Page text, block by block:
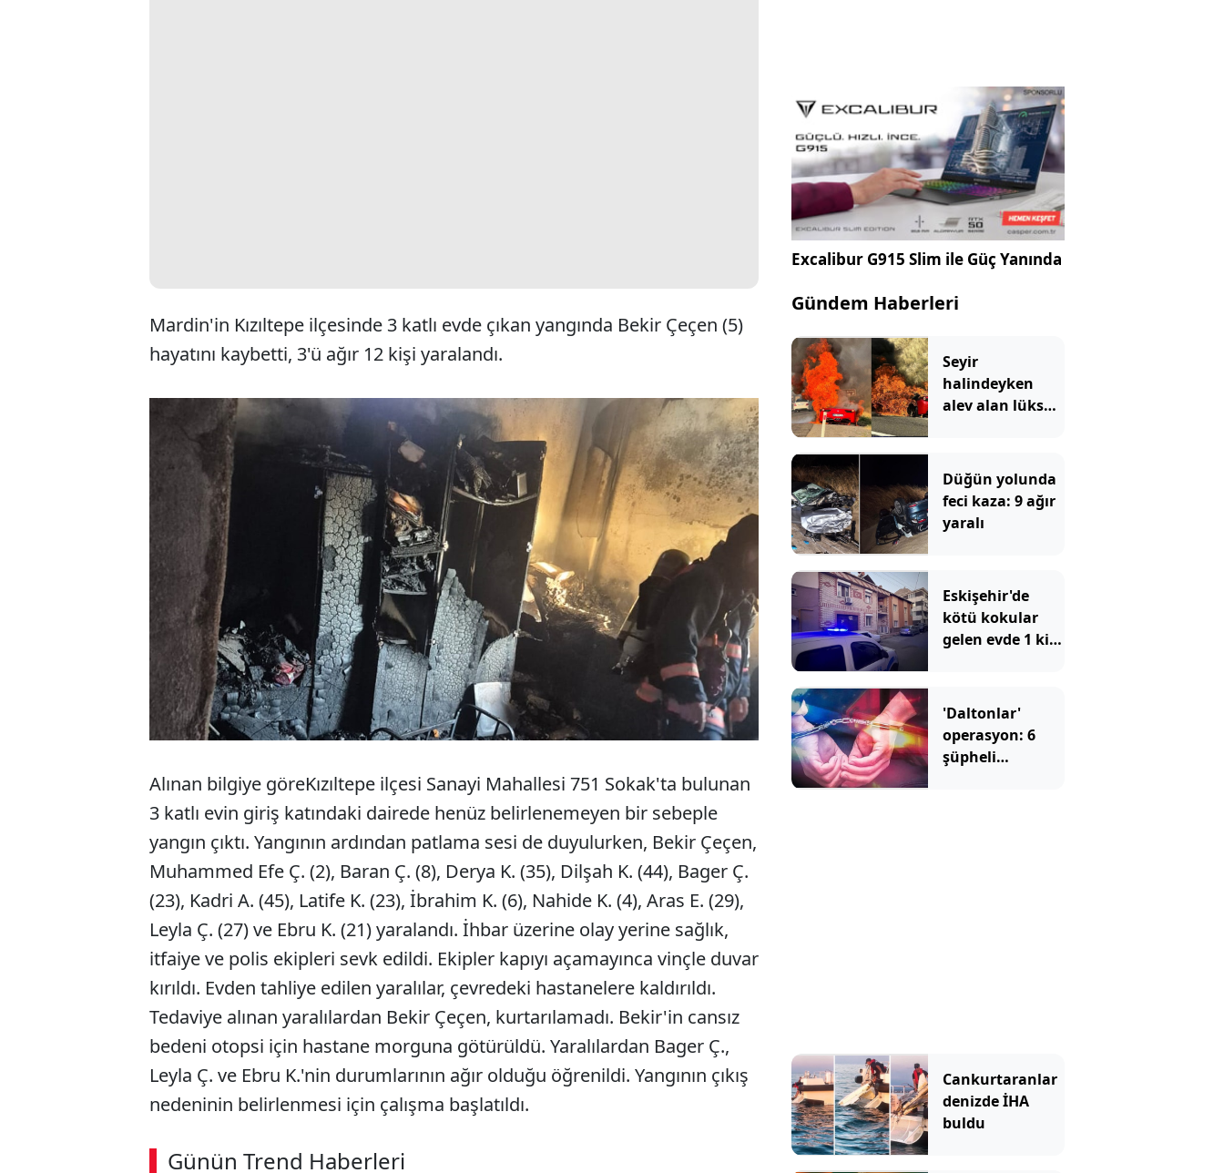
Mardin'in Kızıltepe ilçesinde 3 katlı evde çıkan yangında Bekir Çeçen (5)
hayatını kaybetti, 3'ü ağır 12 kişi yaralandı.
Alınan bilgiye göreKızıltepe ilçesi Sanayi Mahallesi 751 Sokak'ta bulunan
3 katlı evin giriş katındaki dairede henüz belirlenemeyen bir sebeple
yangın çıktı. Yangının ardından patlama sesi de duyulurken, Bekir Çeçen,
Muhammed Efe Ç. (2), Baran Ç. (8), Derya K. (35), Dilşah K. (44), Bager Ç.
(23), Kadri A. (45), Latife K. (23), İbrahim K. (6), Nahide K. (4), Aras E. (29),
Leyla Ç. (27) ve Ebru K. (21) yaralandı. İhbar üzerine olay yerine sağlık,
itfaiye ve polis ekipleri sevk edildi. Ekipler kapıyı açamayınca vinçle duvar
kırıldı. Evden tahliye edilen yaralılar, çevredeki hastanelere kaldırıldı.
Tedaviye alınan yaralılardan Bekir Çeçen, kurtarılamadı. Bekir'in cansız
bedeni otopsi için hastane morguna götürüldü. Yaralılardan Bager Ç.,
Leyla Ç. ve Ebru K.'nin durumlarının ağır olduğu öğrenildi. Yangının çıkış
nedeninin belirlenmesi için çalışma başlatıldı.
Günün Trend Haberleri
Excalibur G915 Slim ile Güç Yanında
Gündem Haberleri
Seyir
halindeyken
alev alan lüks
hale geldi
Düğün yolunda
feci kaza: 9 ağır
yaralı
Eskişehir'de
kötü kokular
gelen evde 1 kişi
'Daltonlar'
operasyon: 6
şüpheli
Cankurtaranlar
denizde İHA
buldu